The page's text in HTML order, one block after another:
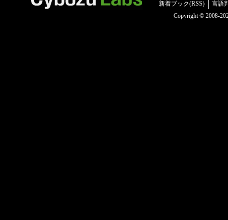
新着ブック(RSS)
言語
Copyright © 2008-